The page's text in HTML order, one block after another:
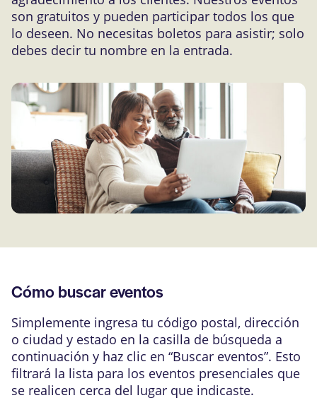
son gratuitos y pueden participar todos los que
lo deseen. No necesitas boletos para asistir; solo
debes decir tu nombre en la entrada.
Cómo buscar eventos
Simplemente ingresa tu código postal, dirección
o ciudad y estado en la casilla de búsqueda a
continuación y haz clic en “Buscar eventos”. Esto
filtrará la lista para los eventos presenciales que
se realicen cerca del lugar que indicaste.